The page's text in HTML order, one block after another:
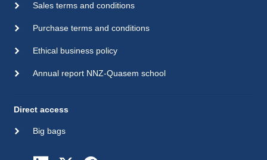
Sales terms and conditions
Purchase terms and conditions
Ethical business policy
Annual report NNZ-Quasem school
Direct access
Big bags